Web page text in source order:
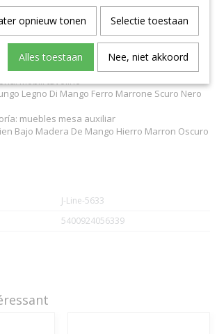
möbel beistelltisch
Niedrig Mangobaum Eisen Dunkel Braun
mobili tavolino
Legno Di Mango Ferro Marrone Scuro Nero
muebles mesa auxiliar
Bajo Madera De Mango Hierro Marron Oscuro
J-Line-5633
5400924056339
opnieuw tonen Selectie toestaan
Alles toestaan Nee, niet akkoord